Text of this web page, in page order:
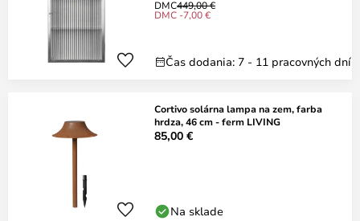
DMC449,00 €
DMC -7,00 €
Čas dodania: 7 - 11 pracovných dní
Cortivo solárna lampa na zem, farba
hrdza, 46 cm - ferm LIVING
85,00 €
Na sklade